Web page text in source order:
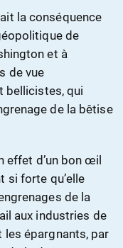
la conséquence
de
et à
de vue
bellicistes, qui
de la bêtise
effet d’un bon œil
si forte qu’elle
de la
aux industries de
les épargnants, par